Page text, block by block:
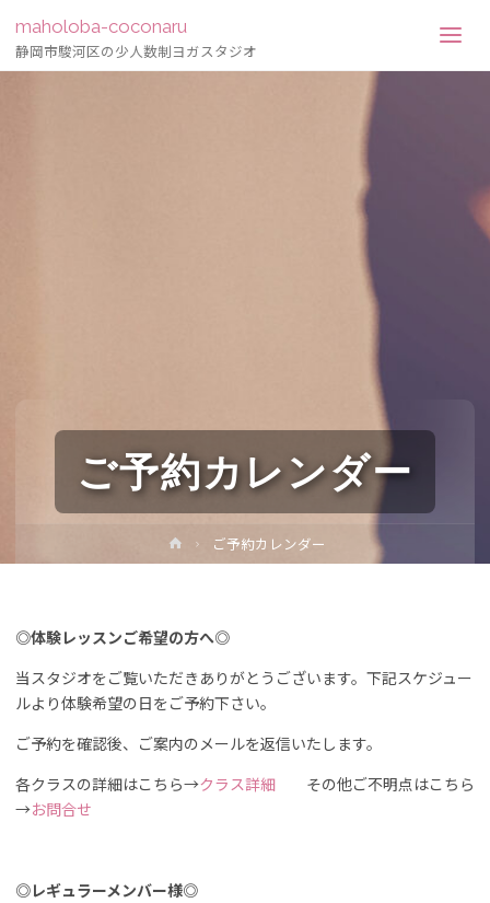
maholoba-coconaru
静岡市駿河区の少人数制ヨガスタジオ
ご予約カレンダー
ホ
ー
ご予約カレンダー
◎体験レッスンご希望の方へ◎
当スタジオをご覧いただきありがとうございます。下記スケジュー
ルより体験希望の日をご予約下さい。
ご予約を確認後、ご案内のメールを返信いたします。
各クラスの詳細はこちら→クラス詳細 その他ご不明点はこちら
→お問合せ
◎レギュラーメンバー様◎